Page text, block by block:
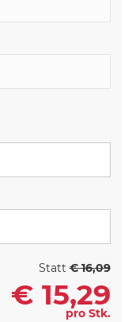
Statt€ 16,09
€ 15,29
pro Stk.